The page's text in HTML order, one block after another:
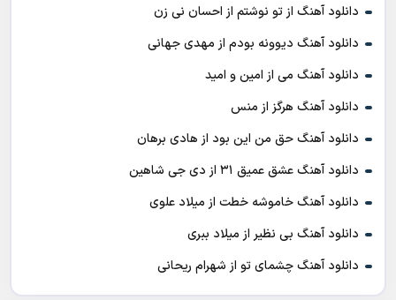
دانلود آهنگ از تو نوشتم از احسان نی زن
دانلود آهنگ دیوونه بودم از مهدی جهانی
دانلود آهنگ می از امین و امید
دانلود آهنگ هرگز از منس
دانلود آهنگ حق من این بود از هادی برهان
دانلود آهنگ عشق عمیق ۳۱ از دی جی شاهین
دانلود آهنگ خاموشه خطت از میلاد علوی
دانلود آهنگ بی نظیر از میلاد ببری
دانلود آهنگ چشمای تو از شهرام ریحانی